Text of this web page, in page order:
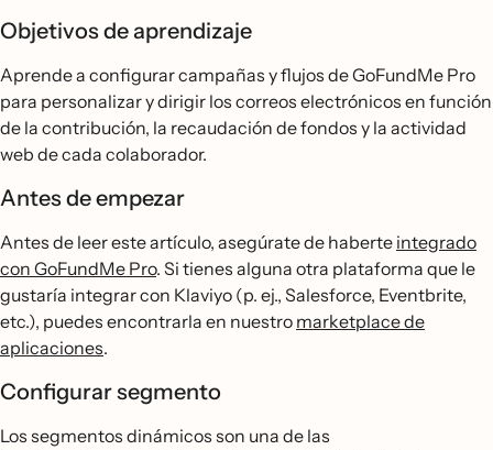
Objetivos de aprendizaje
Aprende a configurar campañas y flujos de GoFundMe Pro
para personalizar y dirigir los correos electrónicos en función
de la contribución, la recaudación de fondos y la actividad
web de cada colaborador.
Antes de empezar
Antes de leer este artículo, asegúrate de haberte integrado
con GoFundMe Pro. Si tienes alguna otra plataforma que le
gustaría integrar con Klaviyo (p. ej., Salesforce, Eventbrite,
etc.), puedes encontrarla en nuestro marketplace de
aplicaciones.
Configurar segmento
Los segmentos dinámicos son una de las